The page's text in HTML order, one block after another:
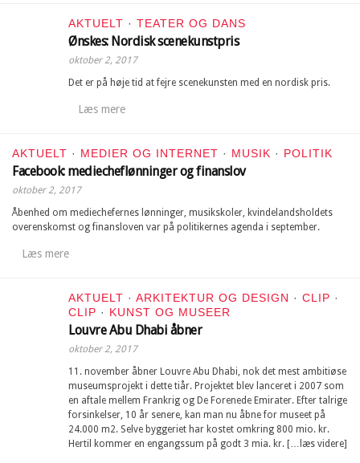
AKTUELT · TEATER OG DANS
Ønskes: Nordisk scenekunstpris
oktober 2, 2017
Det er på høje tid at fejre scenekunsten med en nordisk pris.
Læs mere
AKTUELT · MEDIER OG INTERNET · MUSIK · POLITIK
Facebook: mediecheflønninger og finanslov
oktober 2, 2017
Åbenhed om mediechefernes lønninger, musikskoler, kvindelandsholdets
overenskomst og finansloven var på politikernes agenda i september.
Læs mere
AKTUELT · ARKITEKTUR OG DESIGN · CLIP ·
CLIP · KUNST OG MUSEER
Louvre Abu Dhabi åbner
oktober 2, 2017
11. november åbner Louvre Abu Dhabi, nok det mest ambitiøse
museumsprojekt i dette tiår. Projektet blev lanceret i 2007 som
en aftale mellem Frankrig og De Forenede Emirater. Efter talrige
forsinkelser, 10 år senere, kan man nu åbne for museet på
24.000 m2. Selve byggeriet har kostet omkring 800 mio. kr.
Hertil kommer en engangssum på godt 3 mia. kr. […læs videre]